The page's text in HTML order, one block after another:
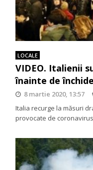
LOCALE
VIDEO. Italienii
înainte de
8 martie 2020, 13:57
Italia recurge la măsuri
provocate de